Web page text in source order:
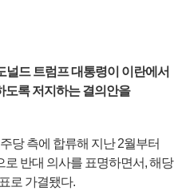
널드 트럼프 대통령이 이란에서
도록 저지하는 결의안을
당 측에 합류해 지난 2월부터
반대 의사를 표명하면서, 해당
로 가결됐다.